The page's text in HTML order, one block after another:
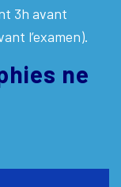
3h avant
l’examen).
ne